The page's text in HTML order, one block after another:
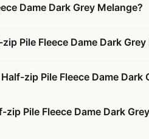
Dame Dark Grey Melange?
Pile Fleece Dame Dark Grey
zip Pile Fleece Dame Dark
Pile Fleece Dame Dark